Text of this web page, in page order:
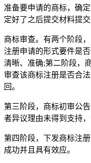
准备要申请的商标，确
定好了之后提交材料提交
商标审查。有两个阶段
注册申请的形式要件是
清晰、准确;第二阶段，
审查该商标注册是否合
回。
第三阶段，商标初审公
者异议理由未得到支持，
第四阶段，下发商标注
成功并且具有效应。